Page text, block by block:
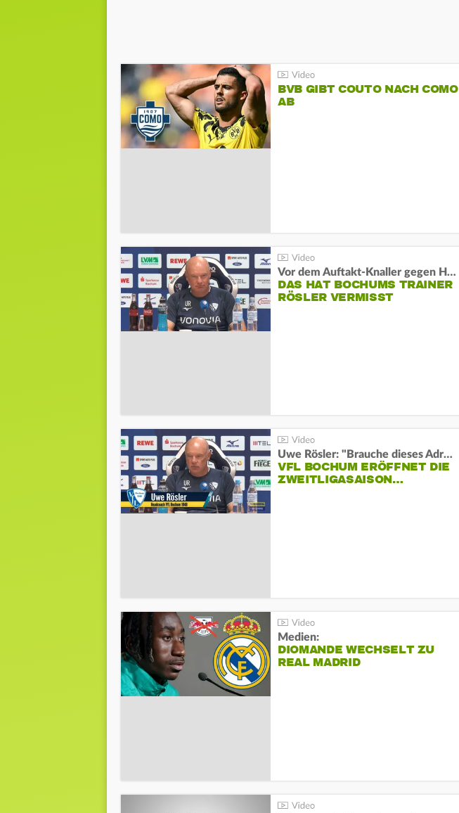
BVB GIBT COUTO NACH COMO
AB
Vor dem Auftakt-Knaller gegen Hertha:
DAS HAT BOCHUMS TRAINER
RÖSLER VERMISST
Uwe Rösler: "Brauche dieses Adrenalin"
VFL BOCHUM ERÖFFNET DIE
ZWEITLIGASAISON…
Medien:
DIOMANDE WECHSELT ZU
REAL MADRID